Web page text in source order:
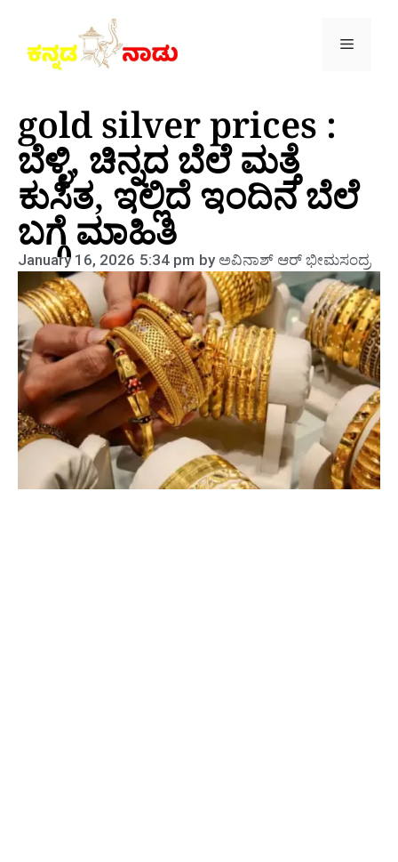
gold silver prices :
ಬೆಳ್ಳಿ, ಚಿನ್ನದ ಬೆಲೆ ಮತ್ತೆ
ಕುಸಿತ, ಇಲ್ಲಿದೆ ಇಂದಿನ ಬೆಲೆ
ಬಗ್ಗೆ ಮಾಹಿತಿ
January 16, 2026 5:34 pm byಅವಿನಾಶ್‌ ಆರ್‌ ಭೀಮಸಂದ್ರ